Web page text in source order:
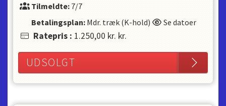
Tilmeldte:7/7
Betalingsplan: Mdr. træk (K-hold) Se datoer
Ratepris : 1.250,00 kr. kr.
UDSOLGT